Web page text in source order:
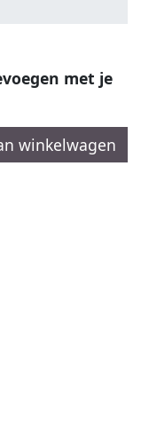
met je
winkelwagen